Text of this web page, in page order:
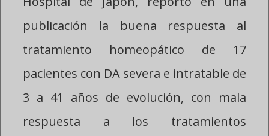
publicación la buena respuesta al
tratamiento homeopático de 17
pacientes con DA severa e intratable de
3 a 41 años de evolución, con mala
respuesta a los tratamientos